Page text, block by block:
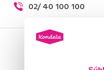
02/ 40 100 100